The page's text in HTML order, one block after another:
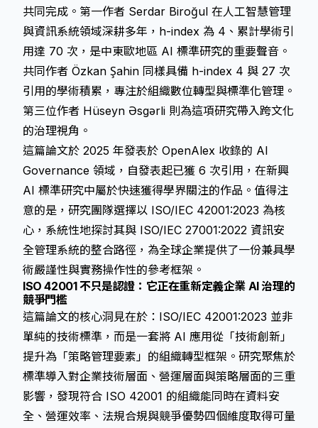
共同完成。第一作者 Serdar Biroğul 在人工智慧管理
與資訊系統領域深耕多年，h-index 為 4、累計學術引
用達 70 次，是中東歐地區 AI 標準研究的重要聲音。
共同作者 Özkan Şahin 同樣具備 h-index 4 與 27 次
引用的學術積累，專注於組織數位轉型與標準化管理。
第三位作者 Hüseyn Əsgərli 則為這項研究帶入跨文化
的治理視角。
這篇論文於 2025 年發表於 OpenAlex 收錄的 AI
Governance 領域，自發表起已獲 6 次引用，在新興
AI 標準研究中屬於快速獲得學界關注的作品。值得注
意的是，研究團隊選擇以 ISO/IEC 42001:2023 為核
心，系統性地探討其與 ISO/IEC 27001:2022 資訊安
全管理系統的整合路徑，為全球企業提供了一份兼具學
術嚴謹性與實務操作性的參考框架。
ISO 42001 不只是認證：它正在重新定義企業 AI 治理的
競爭門檻
這篇論文的核心洞見在於：ISO/IEC 42001:2023 並非
單純的技術標準，而是一套將 AI 應用從「技術創新」
提升為「策略管理要素」的組織轉型框架。研究聚焦於
標準導入對企業技術層面、營運層面與策略層面的三重
影響，發現符合 ISO 42001 的組織能同時在資料安
全、營運效率、法規合規與競爭優勢四個維度取得可量